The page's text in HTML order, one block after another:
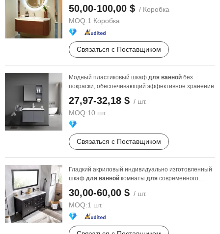
50,00-100,00 $ / Коробка
MOQ:1 Коробка
Связаться с Поставщиком
Модный пластиковый шкаф для ванной без
покраски, обеспечивающий эффективное хранение
27,97-32,18 $ / шт.
MOQ:10 шт.
Связаться с Поставщиком
Гладкий акриловый индивидуально изготовленный
шкаф для ванной комнаты для современного
30,00-60,00 $ / шт.
MOQ:1 шт.